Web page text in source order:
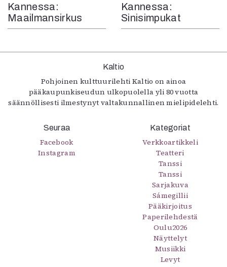
Kannessa:
Maailmansirkus
Kannessa:
Sinisimpukat
Kaltio
Pohjoinen kulttuurilehti Kaltio on ainoa
pääkaupunkiseudun ulkopuolella yli 80 vuotta
säännöllisesti ilmestynyt valtakunnallinen mielipidelehti.
Seuraa
Facebook
Instagram
Kategoriat
Verkkoartikkeli
Teatteri
Tanssi
Tanssi
Sarjakuva
Sámegillii
Pääkirjoitus
Paperilehdestä
Oulu2026
Näyttelyt
Musiikki
Levyt